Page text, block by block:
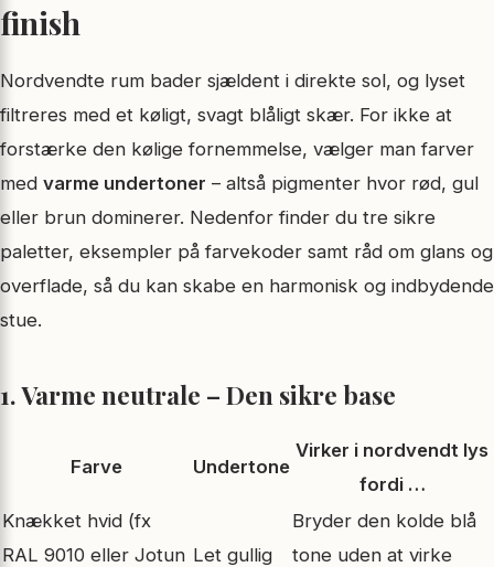
finish
Nordvendte rum bader sjældent i direkte sol, og lyset
filtreres med et køligt, svagt blåligt skær. For ikke at
forstærke den kølige fornemmelse, vælger man farver
med varme undertoner – altså pigmenter hvor rød, gul
eller brun dominerer. Nedenfor finder du tre sikre
paletter, eksempler på farvekoder samt råd om glans og
overflade, så du kan skabe en harmonisk og indbydende
stue.
1. Varme neutrale – Den sikre base
Farve Undertone
Virker i nordvendt lys
fordi …
Knækket hvid (fx
RAL 9010 eller Jotun Let gullig
Bryder den kolde blå
tone uden at virke